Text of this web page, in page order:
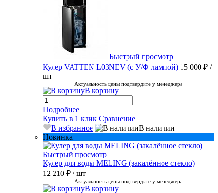
Быстрый просмотр
Кулер VATTEN L03NEV (с У/Ф лампой) 15 000 ₽ /
шт
Актуальность цены подтвердите у менеджера
В корзину
Подробнее
Купить в 1 клик Сравнение
В избранное
В наличии
Новинка
Быстрый просмотр
Кулер для воды MELING (закалённое стекло)
12 210 ₽ / шт
Актуальность цены подтвердите у менеджера
В корзину